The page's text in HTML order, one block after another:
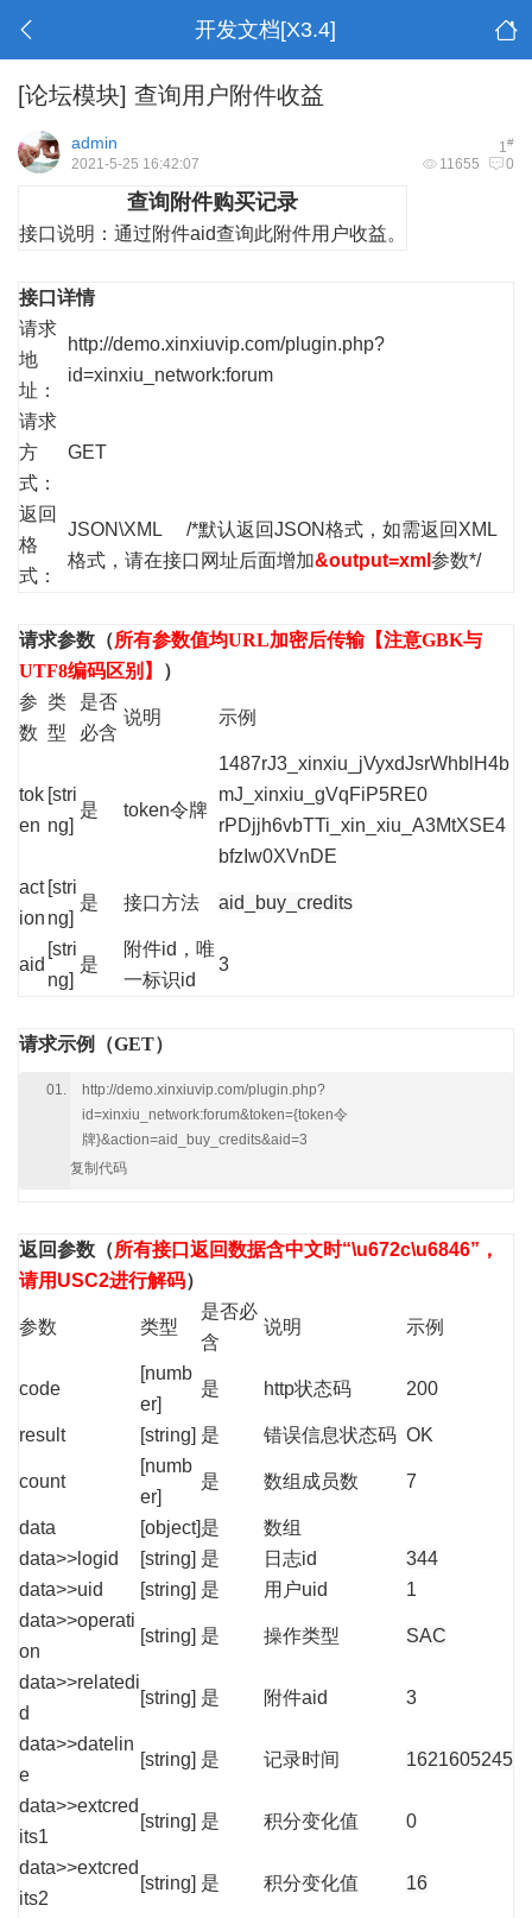
开发文档[X3.4]
[论坛模块] 查询用户附件收益
1#
admin
11655 0
2021-5-25 16:42:07
查询附件购买记录
接口说明： 通过附件aid查询此附件用户收益。
接口详情
请求
地
址：
http://demo.xinxiuvip.com/plugin.php?
id=xinxiu_network:forum
请求
方
式：
GET
返回
格
式：
JSON\XML /*默认返回JSON格式，如需返回XML
格式，请在接口网址后面增加&output=xml 参数*/
请求参数（所有参数值均URL加密后传输【注意GBK与
UTF8编码区别】
）
参
数
类
型
是否
必含
说明 示例
tok
en
[stri
ng]
是 token令牌
1487rJ3_xinxiu_jVyxdJsrWhblH4b
mJ_xinxiu_gVqFiP5RE0
rPDjjh6vbTTi_xin_xiu_A3MtXSE4
bfzIw0XVnDE
act
ion
[stri
ng]
是 接口方法 aid_buy_credits
aid
[stri
ng]
是
附件id，唯
一标识id
3
请求示例（GET）
http://demo.xinxiuvip.com/plugin.php?
id=xinxiu_network:forum&token={token令
牌}&action=aid_buy_credits&aid=3
复制代码
返回参数 （所有接口返回数据含中文时“\u672c\u6846”，
请用USC2进行解码）
参数 类型
是否必
含
说明 示例
code
[numb
er]
是 http状态码 200
result [string] 是 错误信息状态码 OK
count
[numb
er]
是 数组成员数 7
data [object]是
数组
data>>logid
[string] 是 日志id
344
data>>uid
[string] 是 用户uid
1
data>>operati
on
[string] 是 操作类型 SAC
data>>relatedi
d
[string] 是 附件aid 3
data>>datelin
e
[string] 是 记录时间 1621605245
data>>extcred
its1
[string] 是 积分变化值 0
data>>extcred
its2
[string] 是 积分变化值 16